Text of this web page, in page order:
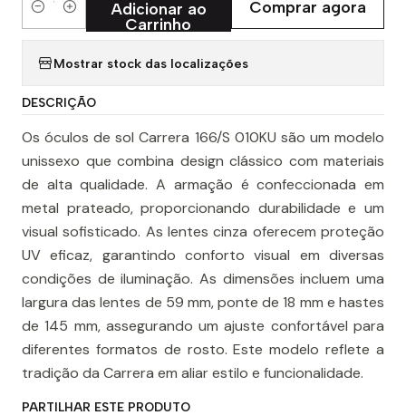
Quantidade
Adicionar ao
Carrinho
Comprar agora
Mostrar stock das localizações
DESCRIÇÃO
Os óculos de sol Carrera 166/S 010KU são um modelo
unissexo que combina design clássico com materiais
de alta qualidade. A armação é confeccionada em
metal prateado, proporcionando durabilidade e um
visual sofisticado. As lentes cinza oferecem proteção
UV eficaz, garantindo conforto visual em diversas
condições de iluminação. As dimensões incluem uma
largura das lentes de 59 mm, ponte de 18 mm e hastes
de 145 mm, assegurando um ajuste confortável para
diferentes formatos de rosto. Este modelo reflete a
tradição da Carrera em aliar estilo e funcionalidade.
PARTILHAR ESTE PRODUTO